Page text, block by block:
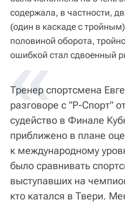
содержала, в частности,
(один в каскаде с
половиной оборота,
ошибкой стал сдвоенный
Тренер спортсмена
разговоре с "Р-Спорт"
судейство в Финале
приближено в плане
к международному
было сравнивать
выступавших на
кто катался в Твери.